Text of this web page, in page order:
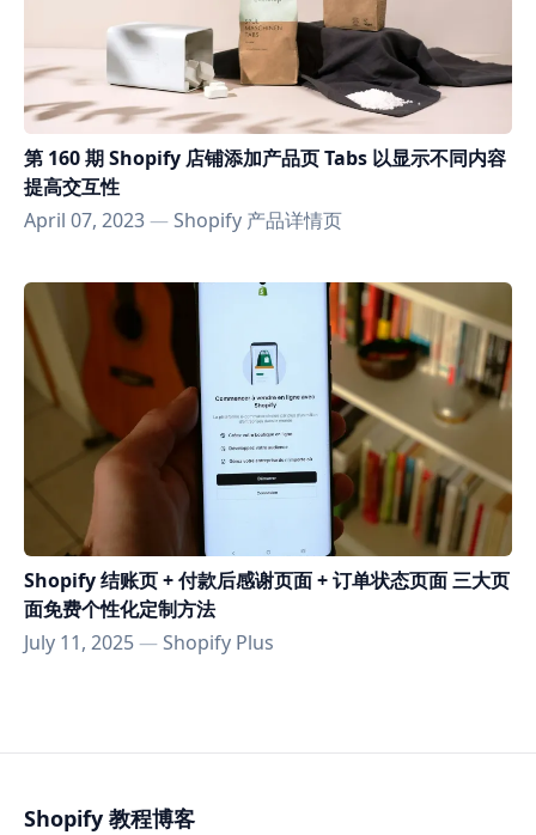
第 160 期 Shopify 店铺添加产品页 Tabs 以显示不同内容
提高交互性
April 07, 2023—Shopify 产品详情页
Shopify 结账页 + 付款后感谢页面 + 订单状态页面 三大页
面免费个性化定制方法
July 11, 2025—Shopify Plus
Shopify 教程博客